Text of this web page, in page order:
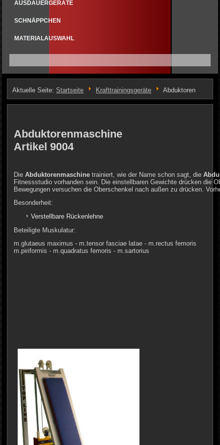
AUSDAUERGERÄTE
SCHNÄPPCHEN
MATERIALAUSWAHL
Aktuelle Seite:Startseite Krafttrainingsgeräte Abduktoren
Abduktorenmaschine
Artikel 9004
DieAbduktorenmaschine trainiert, wie der Name schon sagt, die
Fitnessstudio vorhanden sein. Die einstellbaren Gewichte drücken die
Bewegungen versuchen die Oberschenkel nach außen zu drücken.
Besonderheit:
Verstellbare Rückenlehne
Beteiligte Muskulatur:
m.glutaeus maximus - m.tensor fasciae latae - m.rectus femoris
m.piriformis - m.quadratus femoris - m.sartorius